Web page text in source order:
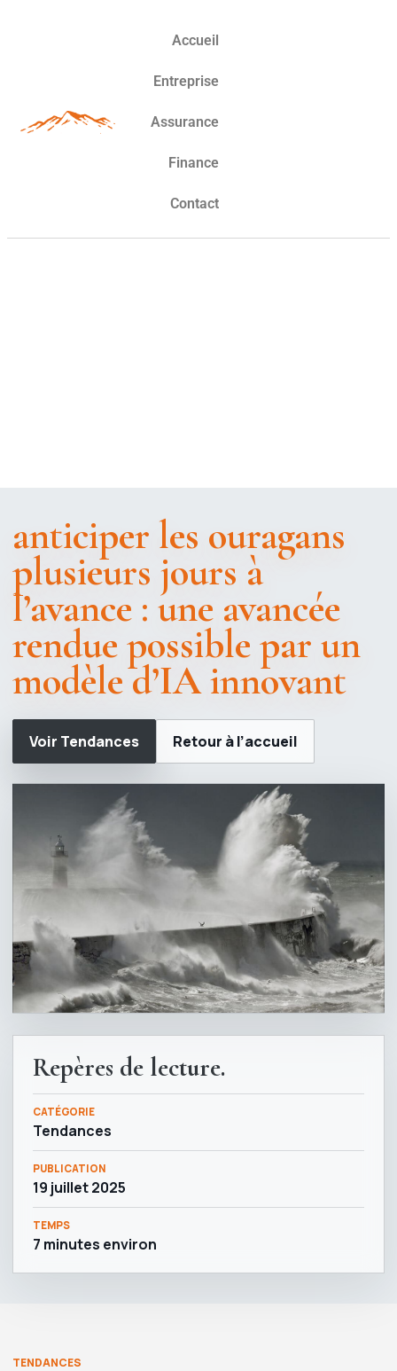
Accueil
Entreprise
Assurance
Finance
Contact
anticiper les ouragans
plusieurs jours à
l’avance : une avancée
rendue possible par un
modèle d’IA innovant
Voir Tendances Retour à l’accueil
Repères de lecture.
CATÉGORIE
Tendances
PUBLICATION
19 juillet 2025
TEMPS
7 minutes environ
TENDANCES